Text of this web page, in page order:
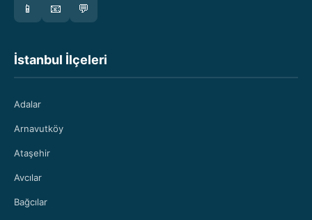
📱 📧 💬
İstanbul İlçeleri
Adalar
Arnavutköy
Ataşehir
Avcılar
Bağcılar